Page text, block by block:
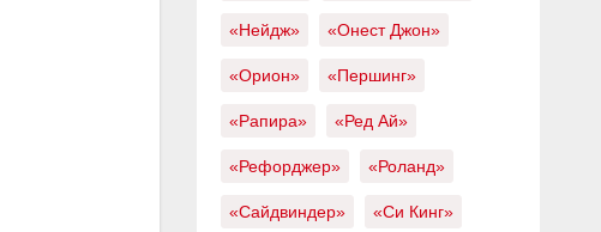
«Нейдж» «Онест Джон»
«Орион» «Першинг»
«Рапира» «Ред Ай»
«Рефорджер» «Роланд»
«Сайдвиндер» «Си Кинг»